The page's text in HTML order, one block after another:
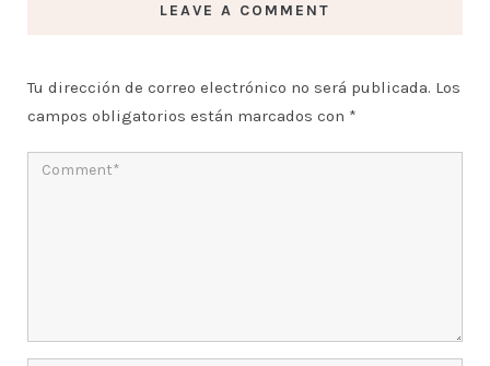
LEAVE A COMMENT
Tu dirección de correo electrónico no será publicada. Los
campos obligatorios están marcados con *